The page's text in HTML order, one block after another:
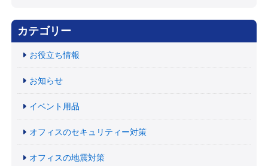
カテゴリー
お役立ち情報
お知らせ
イベント用品
オフィスのセキュリティー対策
オフィスの地震対策